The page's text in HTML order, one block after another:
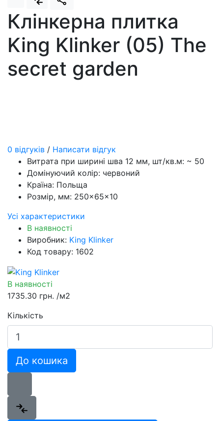
Клінкерна плитка
King Klinker (05) The
secret garden
0 відгуків / Написати відгук
Витрата при ширині шва 12 мм, шт/кв.м: ~ 50
Домінуючий колір: червоний
Країна: Польща
Розмір, мм: 250×65×10
Усі характеристики
В наявності
Виробник: King Klinker
Код товару: 1602
В наявності
1735.30 грн. /м2
Кількість
До кошика